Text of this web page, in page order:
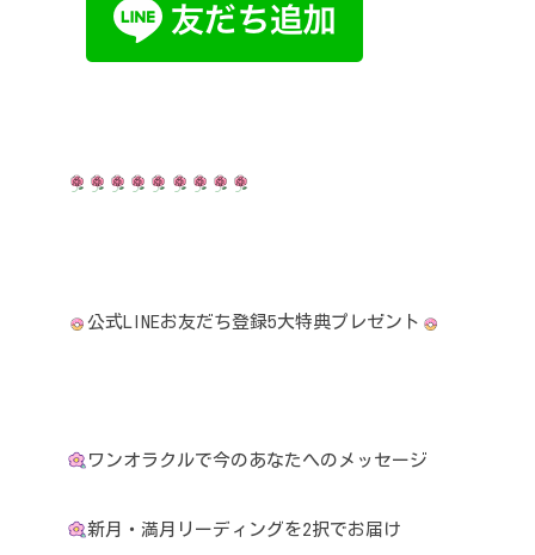
公式LINEお友だち登録5大特典プレゼント
ワンオラクルで今のあなたへのメッセージ
新月・満月リーディングを2択でお届け